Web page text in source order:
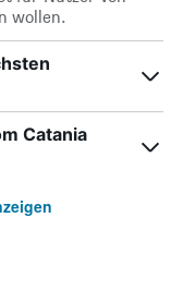
wollen.
Catania